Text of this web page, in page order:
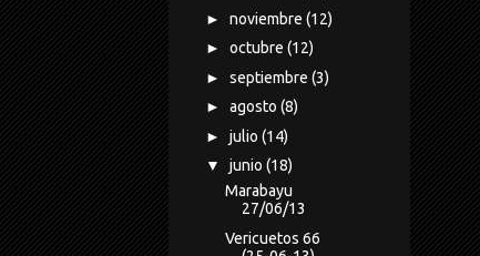
► noviembre (12)
► octubre (12)
► septiembre (3)
► agosto (8)
► julio (14)
▼ junio (18)
Marabayu
27/06/13
Vericuetos 66